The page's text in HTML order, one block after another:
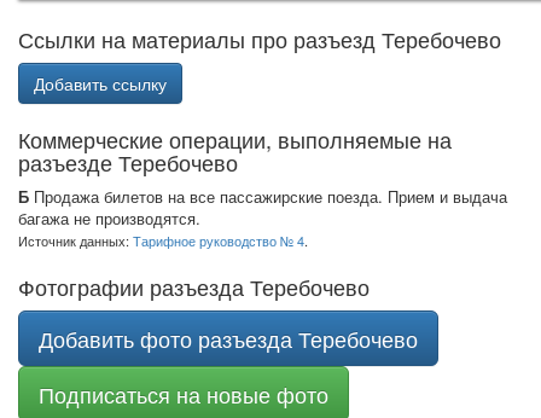
Ссылки на материалы про разъезд Теребочево
Добавить ссылку
Коммерческие операции, выполняемые на
разъезде Теребочево
Б Продажа билетов на все пассажирские поезда. Прием и выдача
багажа не производятся.
Источник данных: Тарифное руководство № 4.
Фотографии разъезда Теребочево
Добавить фото разъезда Теребочево
Подписаться на новые фото